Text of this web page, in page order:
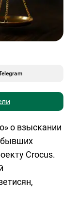
о взыскании
бывших
Crocus.